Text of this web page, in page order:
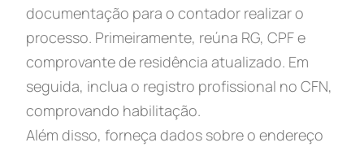
documentação para o contador realizar o
processo. Primeiramente, reúna RG, CPF e
comprovante de residência atualizado. Em
seguida, inclua o registro profissional no CFN,
comprovando habilitação.
Além disso, forneça dados sobre o endereço